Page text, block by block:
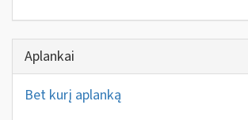
Aplankai
Bet kurį aplanką